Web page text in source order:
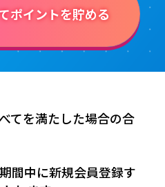
ポイントを貯める
てを満たした場合の合
間中に新規会員登録す